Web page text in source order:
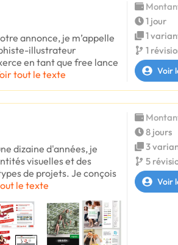
annonce, je m’appelle
illustrateur
en tant que free lance
tout le texte
1 jour
1
1
Voir le
dizaine d'années, je
visuelles et des
de projets. Je conçois
le texte
8 jours
3
5
Voir le